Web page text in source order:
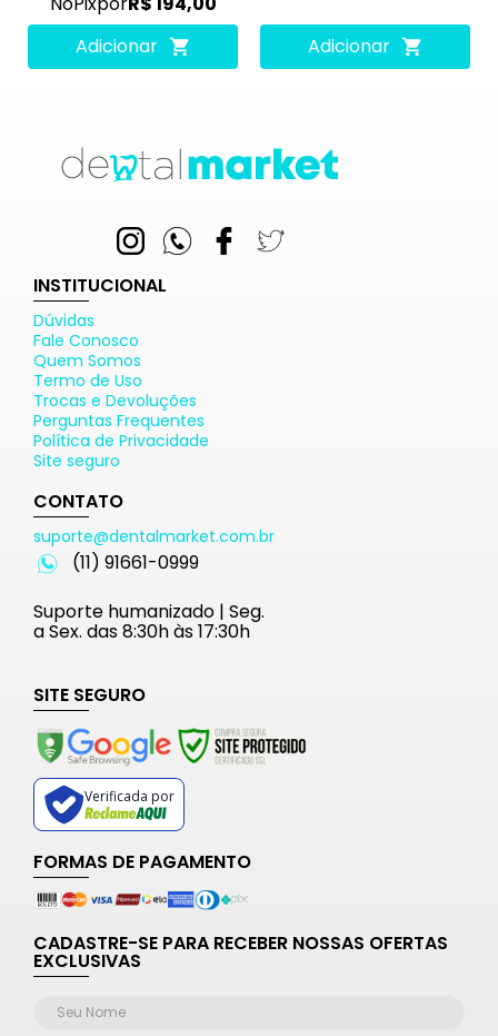
Adicionar
Adicionar
INSTITUCIONAL
Dúvidas
Fale Conosco
Quem Somos
Termo de Uso
Trocas e Devoluções
Perguntas Frequentes
Política de Privacidade
Site seguro
CONTATO
suporte@dentalmarket.com.br
(11) 91661-0999
Suporte humanizado | Seg.
a Sex. das 8:30h às 17:30h
SITE SEGURO
Verificada por
FORMAS DE PAGAMENTO
CADASTRE-SE PARA RECEBER NOSSAS OFERTAS
EXCLUSIVAS